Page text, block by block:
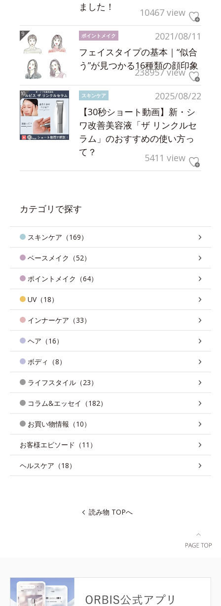
ました！
10467 view
2021/08/11
ポイントメイク
フェイスタイプの基本｜“似合
う”が見つかる16種類の顔印象
238957 view
2025/08/22
スキンケア
【30秒ショート動画】新・シ
ワ改善美容液「ザ リンクルセ
ラム」のおすすめの使い方っ
て？
5411 view
カテゴリで探す
スキンケア（169）
ベースメイク（52）
ポイントメイク（64）
UV（18）
インナーケア（33）
ヘア（16）
ボディ（8）
ライフスタイル（23）
コラム&エッセイ（182）
お買い物情報（10）
お客様エピソード（11）
ヘルスケア（18）
読み物 TOPへ